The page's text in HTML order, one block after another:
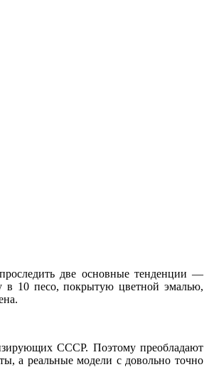
две основные тенденции —
в 10 песо, покрытую цветной эмалью,
СССР. Поэтому преобладают
а реальные модели с довольно точно